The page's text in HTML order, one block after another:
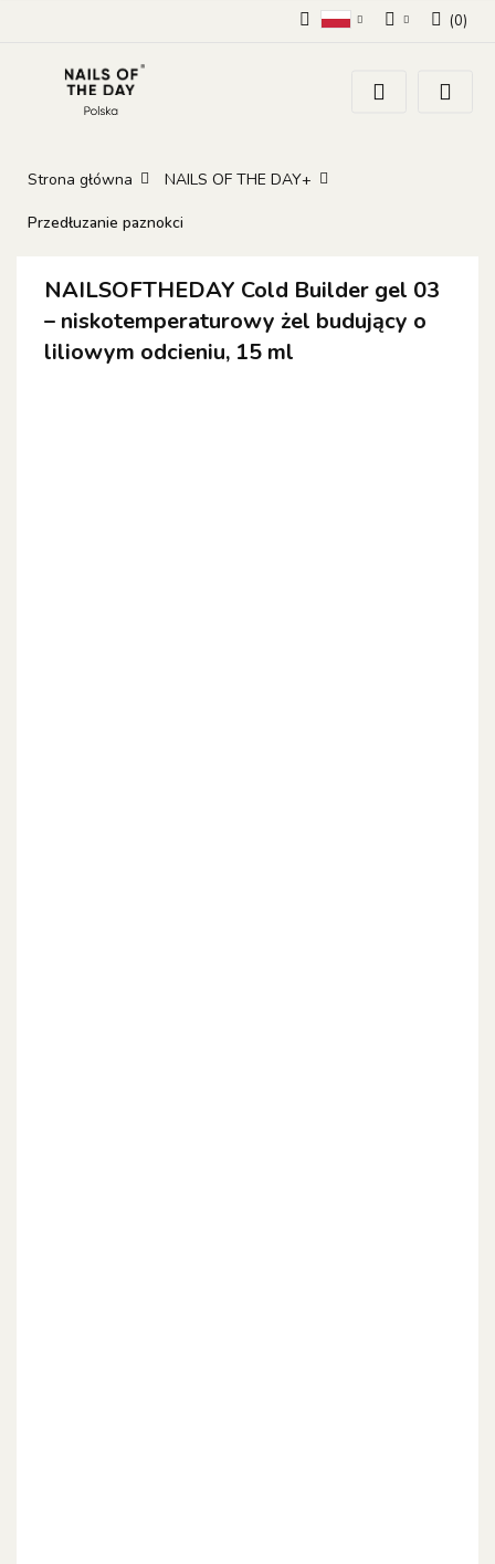
Zarejestruj się
(0)
Strona główna NAILS OF THE DAY+
Przedłuzanie paznokci
NAILSOFTHEDAY Cold Builder gel 03
– niskotemperaturowy żel budujący o
liliowym odcieniu, 15 ml